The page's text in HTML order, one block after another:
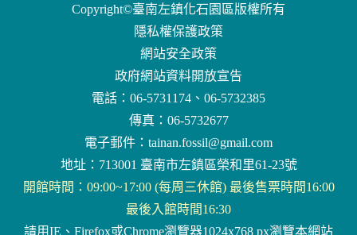
Copyright©臺南左鎮化石園區版權所有
隱私權保護政策
網站安全政策
政府網站資料開放宣告
電話：06-5731174、06-5732385
傳真：06-5732677
電子郵件： tainan.fossil@gmail.com
地址：713001 臺南市左鎮區榮和里61-23號
開館時間：09:00~17:00 (每周三休館) 最後售票時間16:00
最後入館時間16:30
請用IE、Firefox或Chrome瀏覽器1024x768 px瀏覽本網站